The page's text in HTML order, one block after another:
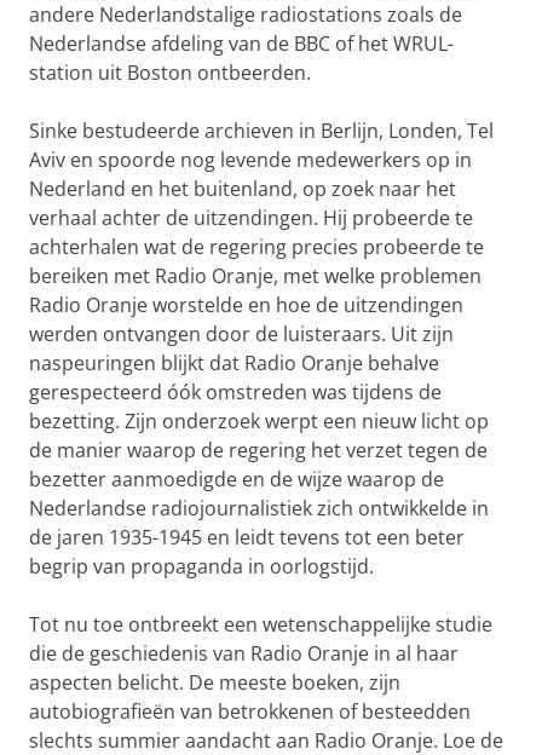
andere Nederlandstalige radiostations zoals de
Nederlandse afdeling van de BBC of het WRUL-
station uit Boston ontbeerden.
Sinke bestudeerde archieven in Berlijn, Londen, Tel
Aviv en spoorde nog levende medewerkers op in
Nederland en het buitenland, op zoek naar het
verhaal achter de uitzendingen. Hij probeerde te
achterhalen wat de regering precies probeerde te
bereiken met Radio Oranje, met welke problemen
Radio Oranje worstelde en hoe de uitzendingen
werden ontvangen door de luisteraars. Uit zijn
naspeuringen blijkt dat Radio Oranje behalve
gerespecteerd óók omstreden was tijdens de
bezetting. Zijn onderzoek werpt een nieuw licht op
de manier waarop de regering het verzet tegen de
bezetter aanmoedigde en de wijze waarop de
Nederlandse radiojournalistiek zich ontwikkelde in
de jaren 1935-1945 en leidt tevens tot een beter
begrip van propaganda in oorlogstijd.
Tot nu toe ontbreekt een wetenschappelijke studie
die de geschiedenis van Radio Oranje in al haar
aspecten belicht. De meeste boeken, zijn
autobiografieën van betrokkenen of besteedden
slechts summier aandacht aan Radio Oranje. Loe de